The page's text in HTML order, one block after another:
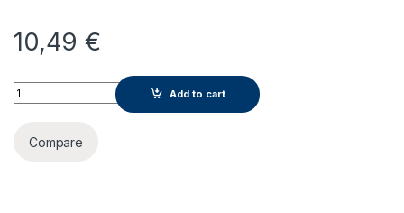
10,49€
Maska za iPhone 7, 8, SE 2020 quantity
Add to cart
Compare